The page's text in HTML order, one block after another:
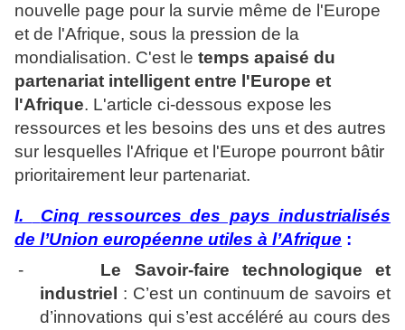
nouvelle page pour la survie même de l'Europe
et de l'Afrique, sous la pression de la
mondialisation. C'est le temps apaisé du
partenariat intelligent entre l'Europe et
l'Afrique. L'article ci-dessous expose les
ressources et les besoins des uns et des autres
sur lesquelles l'Afrique et l'Europe pourront bâtir
prioritairement leur partenariat.
I.
Cinq ressources des pays industrialisés
de l’Union européenne utiles à l’Afrique :
-
Le Savoir-faire technologique et
industriel
: C’est un continuum de savoirs et
d’innovations qui s’est accéléré au cours des